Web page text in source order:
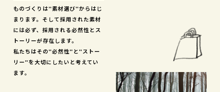
ものづくりは"素材選び"からはじ
まります。そして採用された素材
には必ず、採用される必然性とス
トーリーが存在します。
私たちはその"必然性"と"ストー
リー"を大切にしたいと考えてい
ます。